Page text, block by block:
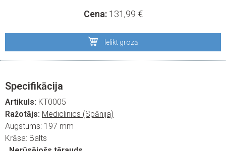
Cena: 131,99 €
Ielikt grozā
Specifikācija
Artikuls: KT0005
Ražotājs: Mediclinics (Spānija)
Augstums: 197 mm
Krāsa: Balts